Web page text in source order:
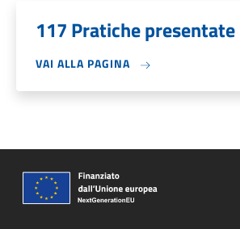
117 Pratiche presentate
VAI ALLA PAGINA